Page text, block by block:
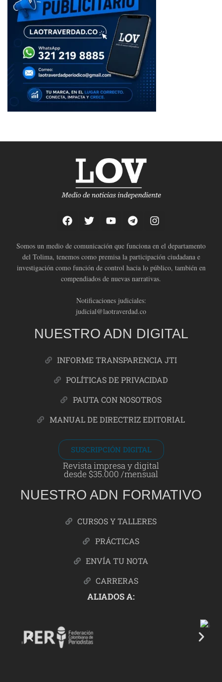
Somos un medio de comunicación que funciona en el departamento
del Tolima, tenemos como premisa la participación ciudadana e
investigación como función de control hacia lo público, también en
compendiados de nuevas narrativas.
Notificaciones judiciales:
judicial@laotraverdad.co
NUESTRO ADN DIGITAL
INFORME TRANSPARENCIA JTI
POLÍTICAS DE PRIVACIDAD
PAUTA CON NOSOTROS
MANUAL DE DIRECTRIZ EDITORIAL
SUSCRIPCIÓN DIGITAL
Revista impresa y digital
desde $35.000 /mensual
NUESTRO ADN FORMATIVO
CURSOS Y TALLERES
PRÁCTICAS
ENVÍA TU NOTA
CARRERAS
ALIADOS A: